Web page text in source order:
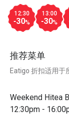
12:30
-30%
13:00
-30%
推荐菜单
Eatigo 折扣适用于
Weekend Hitea
12:30pm -